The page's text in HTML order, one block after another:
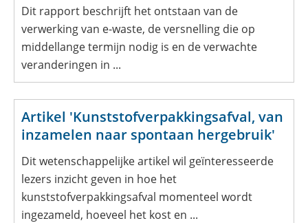
Dit rapport beschrijft het ontstaan van de
verwerking van e-waste, de versnelling die op
middellange termijn nodig is en de verwachte
veranderingen in ...
Artikel 'Kunststofverpakkingsafval, van
inzamelen naar spontaan hergebruik'
Dit wetenschappelijke artikel wil geïnteresseerde
lezers inzicht geven in hoe het
kunststofverpakkingsafval momenteel wordt
ingezameld, hoeveel het kost en ...